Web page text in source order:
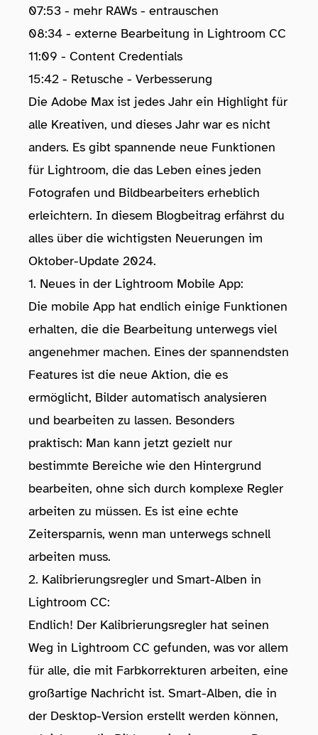
07:53 - mehr RAWs - entrauschen
08:34 - externe Bearbeitung in Lightroom CC
11:09 - Content Credentials
15:42 - Retusche - Verbesserung
Die Adobe Max ist jedes Jahr ein Highlight für
alle Kreativen, und dieses Jahr war es nicht
anders. Es gibt spannende neue Funktionen
für Lightroom, die das Leben eines jeden
Fotografen und Bildbearbeiters erheblich
erleichtern. In diesem Blogbeitrag erfährst du
alles über die wichtigsten Neuerungen im
Oktober-Update 2024.
1. Neues in der Lightroom Mobile App:
Die mobile App hat endlich einige Funktionen
erhalten, die die Bearbeitung unterwegs viel
angenehmer machen. Eines der spannendsten
Features ist die neue Aktion, die es
ermöglicht, Bilder automatisch analysieren
und bearbeiten zu lassen. Besonders
praktisch: Man kann jetzt gezielt nur
bestimmte Bereiche wie den Hintergrund
bearbeiten, ohne sich durch komplexe Regler
arbeiten zu müssen. Es ist eine echte
Zeitersparnis, wenn man unterwegs schnell
arbeiten muss.
2. Kalibrierungsregler und Smart-Alben in
Lightroom CC:
Endlich! Der Kalibrierungsregler hat seinen
Weg in Lightroom CC gefunden, was vor allem
für alle, die mit Farbkorrekturen arbeiten, eine
großartige Nachricht ist. Smart-Alben, die in
der Desktop-Version erstellt werden können,